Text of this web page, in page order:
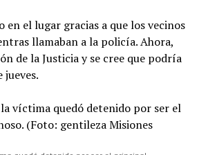
en el lugar gracias a que los vecinos
llamaban a la policía. Ahora,
de la Justicia y se cree que podría
jueves.